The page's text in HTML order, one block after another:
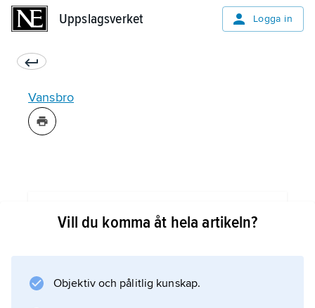
Uppslagsverket Logga in
Vansbro
Vill du komma åt hela artikeln?
Objektiv och pålitlig kunskap.